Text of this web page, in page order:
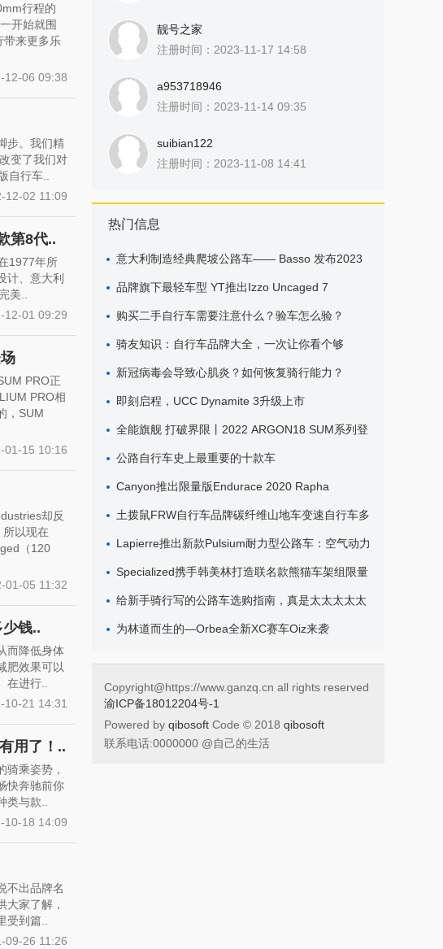
行程的
开始就围
带来更多乐
12-06 09:38
步。我们精
变了我们对
自行车..
12-02 11:09
第8代..
1977年所
计、意大利
美..
12-01 09:29
PRO正
PRO相
，SUM
01-15 10:16
却反
所以现在
（120
01-05 11:32
钱..
而降低身体
肥效果可以
进行..
10-21 14:31
用了！..
乘姿势，
快奔驰前你
与款..
10-18 14:09
不出品牌名
大家了解，
到篇..
09-26 11:26
靓号之家
注册时间：2023-11-17 14:58
a953718946
注册时间：2023-11-14 09:35
suibian122
注册时间：2023-11-08 14:41
热门信息
意大利制造经典爬坡公路车—— Basso 发布2023
款第8代
品牌旗下最轻车型 YT推出Izzo Uncaged 7
购买二手自行车需要注意什么？验车怎么验？
骑友知识：自行车品牌大全，一次让你看个够
新冠病毒会导致心肌炎？如何恢复骑行能力？
即刻启程，UCC Dynamite 3升级上市
全能旗舰 打破界限丨2022 ARGON18 SUM系列登
场
公路自行车史上最重要的十款车
Canyon推出限量版Endurace 2020 Rapha
Women`s 100公路车
土拨鼠FRW自行车品牌碳纤维山地车变速自行车多
少钱
Lapierre推出新款Pulsium耐力型公路车：空气动力
学与舒适性的完美结合..
Specialized携手韩美林打造联名款熊猫车架组限量
上市！..
给新手骑行写的公路车选购指南，真是太太太太太
有用了！..
为林道而生的—Orbea全新XC赛车Oiz来袭
Copyright@https://www.ganzq.cn all rights reserved
渝ICP备18012204号-1
Powered by qibosoft Code © 2018 qibosoft
联系电话:0000000 @自己的生活